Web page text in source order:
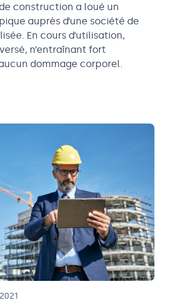
construction a loué un
auprès d’une société de
En cours d’utilisation,
n’entraînant fort
dommage corporel.